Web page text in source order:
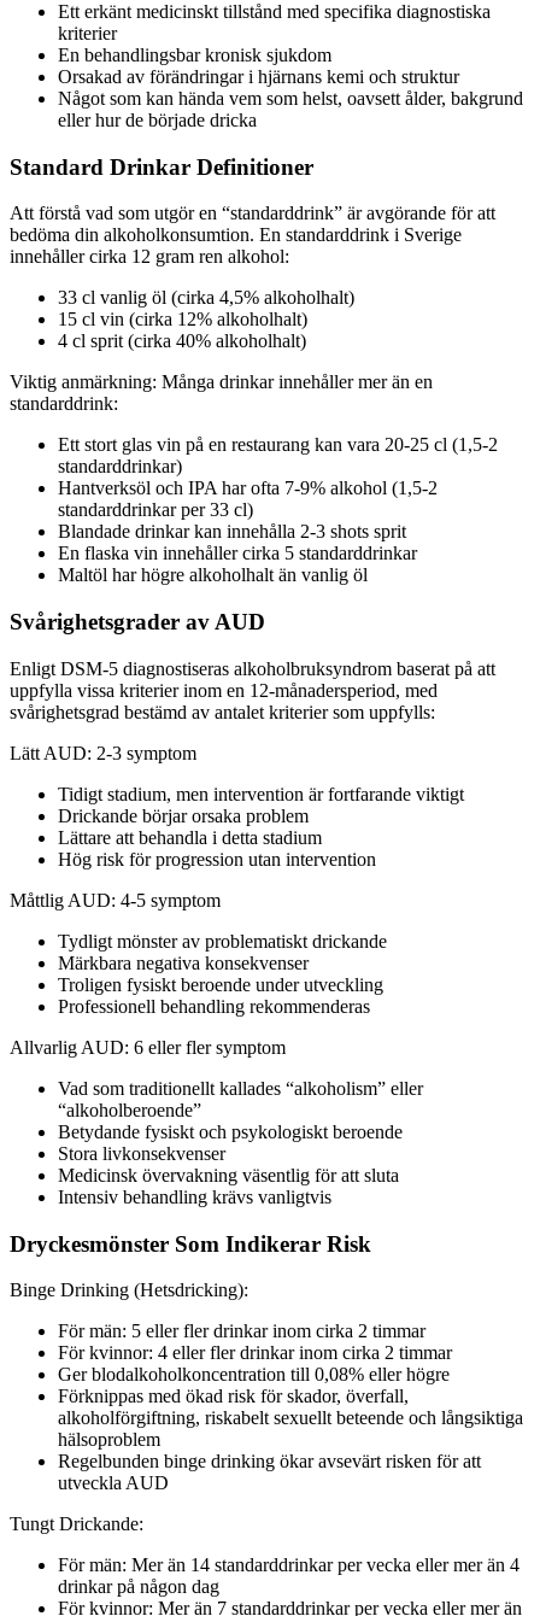
Ett erkänt medicinskt tillstånd med specifika diagnostiska
kriterier
En behandlingsbar kronisk sjukdom
Orsakad av förändringar i hjärnans kemi och struktur
Något som kan hända vem som helst, oavsett ålder, bakgrund
eller hur de började dricka
Standard Drinkar Definitioner
Att förstå vad som utgör en “standarddrink” är avgörande för att
bedöma din alkoholkonsumtion. En standarddrink i Sverige
innehåller cirka 12 gram ren alkohol:
33 cl vanlig öl (cirka 4,5% alkoholhalt)
15 cl vin (cirka 12% alkoholhalt)
4 cl sprit (cirka 40% alkoholhalt)
Viktig anmärkning: Många drinkar innehåller mer än en
standarddrink:
Ett stort glas vin på en restaurang kan vara 20-25 cl (1,5-2
standarddrinkar)
Hantverksöl och IPA har ofta 7-9% alkohol (1,5-2
standarddrinkar per 33 cl)
Blandade drinkar kan innehålla 2-3 shots sprit
En flaska vin innehåller cirka 5 standarddrinkar
Maltöl har högre alkoholhalt än vanlig öl
Svårighetsgrader av AUD
Enligt DSM-5 diagnostiseras alkoholbruksyndrom baserat på att
uppfylla vissa kriterier inom en 12-månadersperiod, med
svårighetsgrad bestämd av antalet kriterier som uppfylls:
Lätt AUD: 2-3 symptom
Tidigt stadium, men intervention är fortfarande viktigt
Drickande börjar orsaka problem
Lättare att behandla i detta stadium
Hög risk för progression utan intervention
Måttlig AUD: 4-5 symptom
Tydligt mönster av problematiskt drickande
Märkbara negativa konsekvenser
Troligen fysiskt beroende under utveckling
Professionell behandling rekommenderas
Allvarlig AUD: 6 eller fler symptom
Vad som traditionellt kallades “alkoholism” eller
“alkoholberoende”
Betydande fysiskt och psykologiskt beroende
Stora livkonsekvenser
Medicinsk övervakning väsentlig för att sluta
Intensiv behandling krävs vanligtvis
Dryckesmönster Som Indikerar Risk
Binge Drinking (Hetsdricking):
För män: 5 eller fler drinkar inom cirka 2 timmar
För kvinnor: 4 eller fler drinkar inom cirka 2 timmar
Ger blodalkoholkoncentration till 0,08% eller högre
Förknippas med ökad risk för skador, överfall,
alkoholförgiftning, riskabelt sexuellt beteende och långsiktiga
hälsoproblem
Regelbunden binge drinking ökar avsevärt risken för att
utveckla AUD
Tungt Drickande:
För män: Mer än 14 standarddrinkar per vecka eller mer än 4
drinkar på någon dag
För kvinnor: Mer än 7 standarddrinkar per vecka eller mer än